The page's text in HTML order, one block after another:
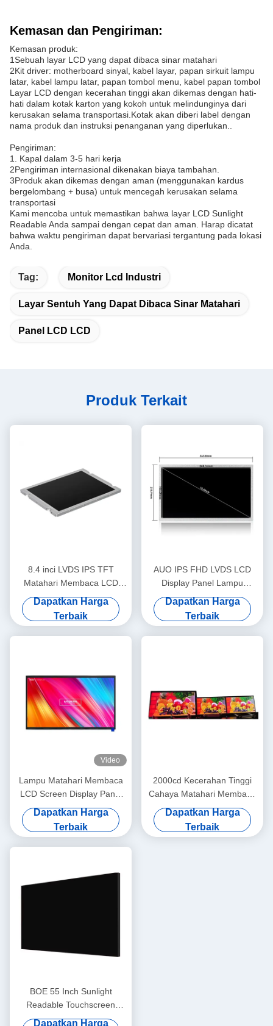
Kemasan dan Pengiriman:
Kemasan produk:
1Sebuah layar LCD yang dapat dibaca sinar matahari
2Kit driver: motherboard sinyal, kabel layar, papan sirkuit lampu
latar, kabel lampu latar, papan tombol menu, kabel papan tombol
Layar LCD dengan kecerahan tinggi akan dikemas dengan hati-
hati dalam kotak karton yang kokoh untuk melindunginya dari
kerusakan selama transportasi.Kotak akan diberi label dengan
nama produk dan instruksi penanganan yang diperlukan..
Pengiriman:
1. Kapal dalam 3-5 hari kerja
2Pengiriman internasional dikenakan biaya tambahan.
3Produk akan dikemas dengan aman (menggunakan kardus
bergelombang + busa) untuk mencegah kerusakan selama
transportasi
Kami mencoba untuk memastikan bahwa layar LCD Sunlight
Readable Anda sampai dengan cepat dan aman. Harap dicatat
bahwa waktu pengiriman dapat bervariasi tergantung pada lokasi
Anda.
Tag: Monitor Lcd Industri
Layar Sentuh Yang Dapat Dibaca Sinar Matahari
Panel LCD LCD
Produk Terkait
8.4 inci LVDS IPS TFT
Matahari Membaca LCD
Monitor layar 1200nits
Dapatkan Harga
Terbaik
AUO IPS FHD LVDS LCD
Display Panel Lampu
Matahari Membaca Layar
1920x1080 15.6 Inch
Dapatkan Harga
Terbaik
Video
Lampu Matahari Membaca
LCD Screen Display Panel
Layar Sentuh 13,3 Inch
Disesuaikan
Dapatkan Harga
Terbaik
2000cd Kecerahan Tinggi
Cahaya Matahari Membaca
Layar LCD Panel TFT
1600x1200 21,3 Inch
Dapatkan Harga
Terbaik
BOE 55 Inch Sunlight
Readable Touchscreen
Monitor FHD TFT Display
Dapatkan Harga